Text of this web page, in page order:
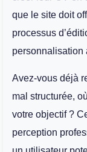
que le site doit
processus
personnalisation
Avez-vous déjà
mal structurée,
votre objectif ?
perception